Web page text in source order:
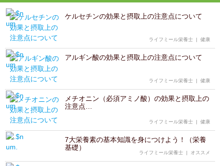
ケルセチンの効果と摂取上の注意点について
ライフミール栄養士 | 健康
アルギン酸の効果と摂取上の注意点について
ライフミール栄養士 | 健康
メチオニン（必須アミノ酸）の効果と摂取上の
注意点…
ライフミール栄養士 | 健康
7大栄養素の基本知識を身につけよう！（栄養
基礎）
ライフミール栄養士 | オススメ